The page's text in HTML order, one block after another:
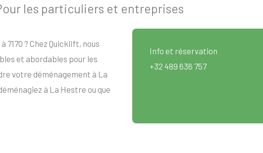
les particuliers et entreprises
? Chez Quicklift, nous
et abordables pour les
votre déménagement à La
à La Hestre ou que
Info et réservation
+32 489 636 757